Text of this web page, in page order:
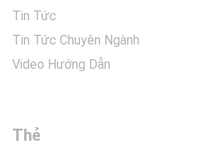
Tin Tức
Tin Tức Chuyên Ngành
Video Hướng Dẫn
Thẻ